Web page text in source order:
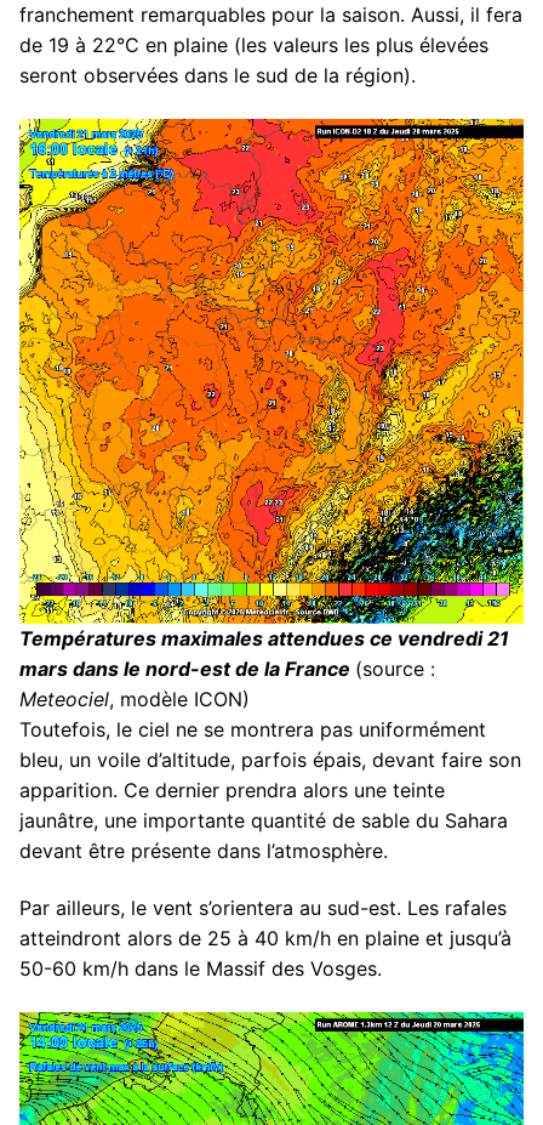
franchement remarquables pour la saison. Aussi, il fera
de 19 à 22°C en plaine (les valeurs les plus élevées
seront observées dans le sud de la région).
Températures maximales attendues ce vendredi 21
mars dans le nord-est de la France (source :
Meteociel, modèle ICON)
Toutefois, le ciel ne se montrera pas uniformément
bleu, un voile d’altitude, parfois épais, devant faire son
apparition. Ce dernier prendra alors une teinte
jaunâtre, une importante quantité de sable du Sahara
devant être présente dans l’atmosphère.
Par ailleurs, le vent s’orientera au sud-est. Les rafales
atteindront alors de 25 à 40 km/h en plaine et jusqu’à
50-60 km/h dans le Massif des Vosges.